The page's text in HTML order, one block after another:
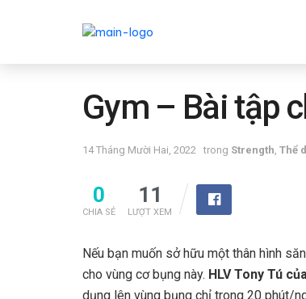
Gym – Bài tập
14 Tháng Mười Hai, 2022 trong Strength, Thể
0
CHIA SẺ
11
LƯỢT XEM
Nếu bạn muốn sở hữu một thân hình
cho vùng cơ bụng này. HLV Tony Tú
dụng lên vùng bụng chỉ trong 20 phút/